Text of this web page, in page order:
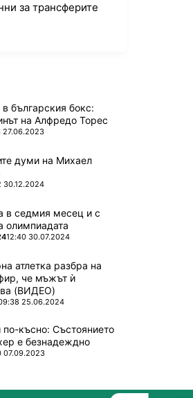
за трансферите
favorites
българския бокс:
на Алфредо Торес
27.06.2023
думи на Михаел
30.12.2024
в седмия месец и с
олимпиадата
12:40 30.07.2024
атлетка разбра на
че мъжът ѝ
(ВИДЕО)
25.06.2024
късно: Състоянието
е безнадеждно
07.09.2023